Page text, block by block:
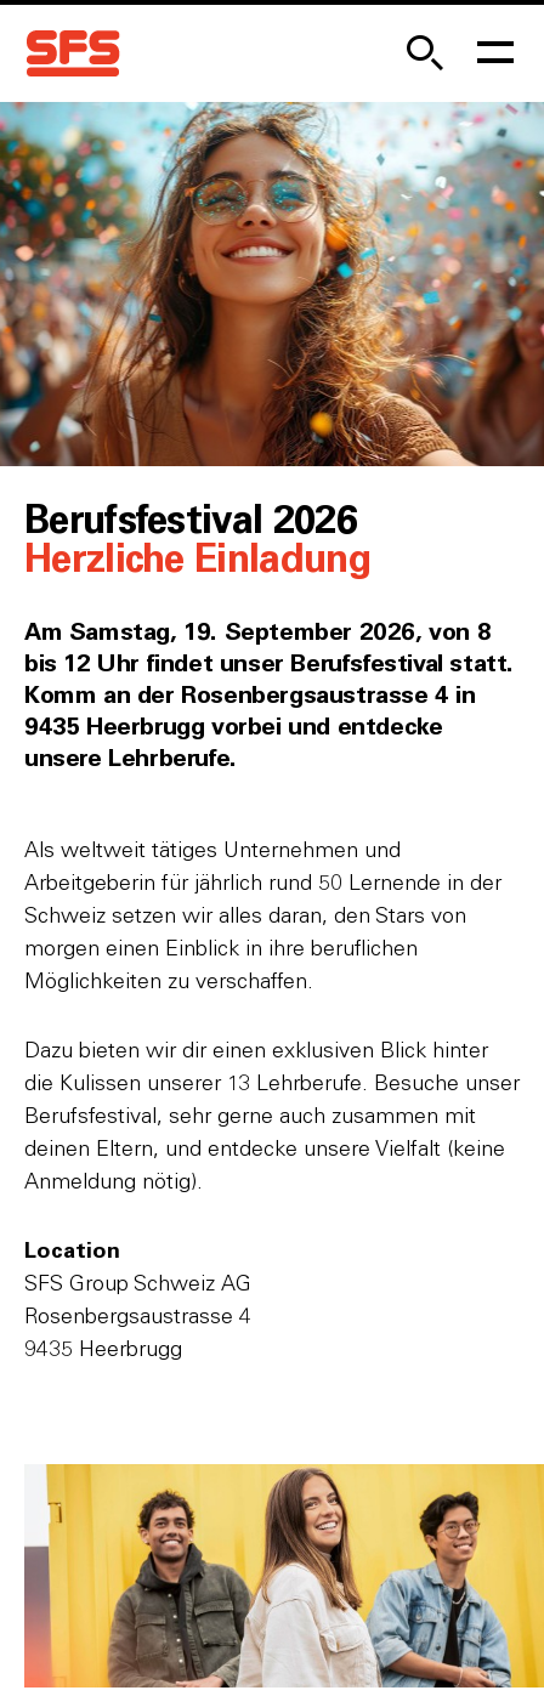
Berufsfestival 2026
Herzliche Einladung
Am Samstag, 19. September 2026, von 8
bis 12 Uhr findet unser Berufsfestival statt.
Komm an der Rosenbergsaustrasse 4 in
9435 Heerbrugg vorbei und entdecke
unsere Lehrberufe.
Als weltweit tätiges Unternehmen und
Arbeitgeberin für jährlich rund 50 Lernende in der
Schweiz setzen wir alles daran, den Stars von
morgen einen Einblick in ihre beruflichen
Möglichkeiten zu verschaffen.
Dazu bieten wir dir einen exklusiven Blick hinter
die Kulissen unserer 13 Lehrberufe. Besuche unser
Berufsfestival, sehr gerne auch zusammen mit
deinen Eltern, und entdecke unsere Vielfalt (keine
Anmeldung nötig).
Location
SFS Group Schweiz AG
Rosenbergsaustrasse 4
9435 Heerbrugg